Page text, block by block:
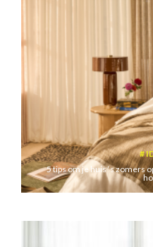
5 tips om je huis ‘s zomers